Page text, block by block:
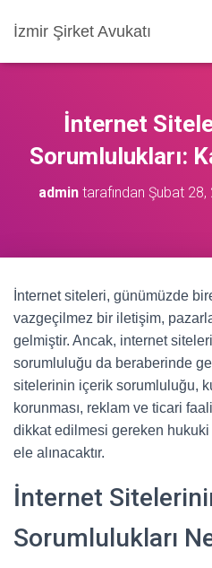
İzmir Şirket Avukatı
İnternet
Sorumlulukları:
admintarafından Şubat 28,
İnternet siteleri, günümüzde
vazgeçilmez bir iletişim,
gelmiştir. Ancak, internet
sorumluluğu da beraberinde
sitelerinin içerik sorumluluğu,
korunması, reklam ve ticari
dikkat edilmesi gereken
ele alınacaktır.
İnternet
Sorumlulukları